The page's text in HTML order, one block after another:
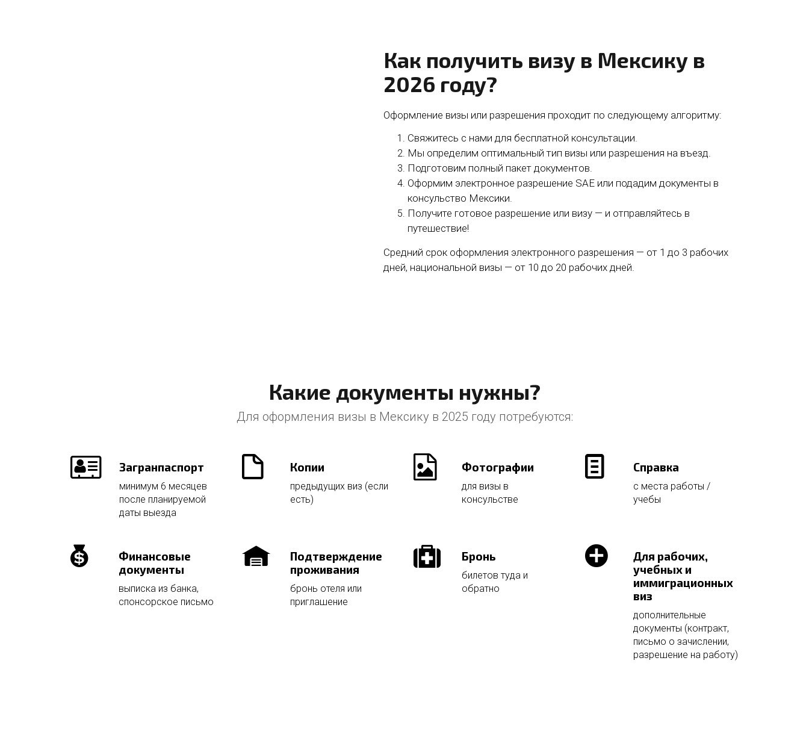
Как получить визу в Мексику в
2026 году?
Оформление визы или разрешения проходит по следующему алгоритму:
Свяжитесь с нами для бесплатной консультации.
Мы определим оптимальный тип визы или разрешения на въезд.
Подготовим полный пакет документов.
Оформим электронное разрешение SAE или подадим документы в
консульство Мексики.
Получите готовое разрешение или визу — и отправляйтесь в
путешествие!
Средний срок оформления электронного разрешения — от 1 до 3 рабочих
дней, национальной визы — от 10 до 20 рабочих дней.
Какие документы нужны?
Для оформления визы в Мексику в 2025 году потребуются:
Загранпаспорт
минимум 6 месяцев
после планируемой
даты выезда
Копии
предыдущих виз (если
есть)
Фотографии
для визы в
консульстве
Справка
с места работы /
учебы
Финансовые
документы
выписка из банка,
спонсорское письмо
Подтверждение
проживания
бронь отеля или
приглашение
Бронь
билетов туда и
обратно
Для рабочих,
учебных и
иммиграционных
виз
дополнительные
документы (контракт,
письмо о зачислении,
разрешение на работу)